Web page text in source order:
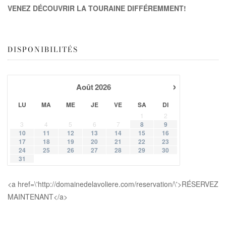
VENEZ DÉCOUVRIR LA TOURAINE DIFFÉREMMENT!
DISPONIBILITÉS
›
Août2026
LU MA ME JE VE SA DI
1
2
3
4 5 6 7 8
9
10
11 12 13 14 15
16
17
18 19 20 21 22
23
24
25 26 27 28 29
30
31
<a href=\'http://domainedelavoliere.com/reservation/\'>RÉSERVEZ
MAINTENANT</a>